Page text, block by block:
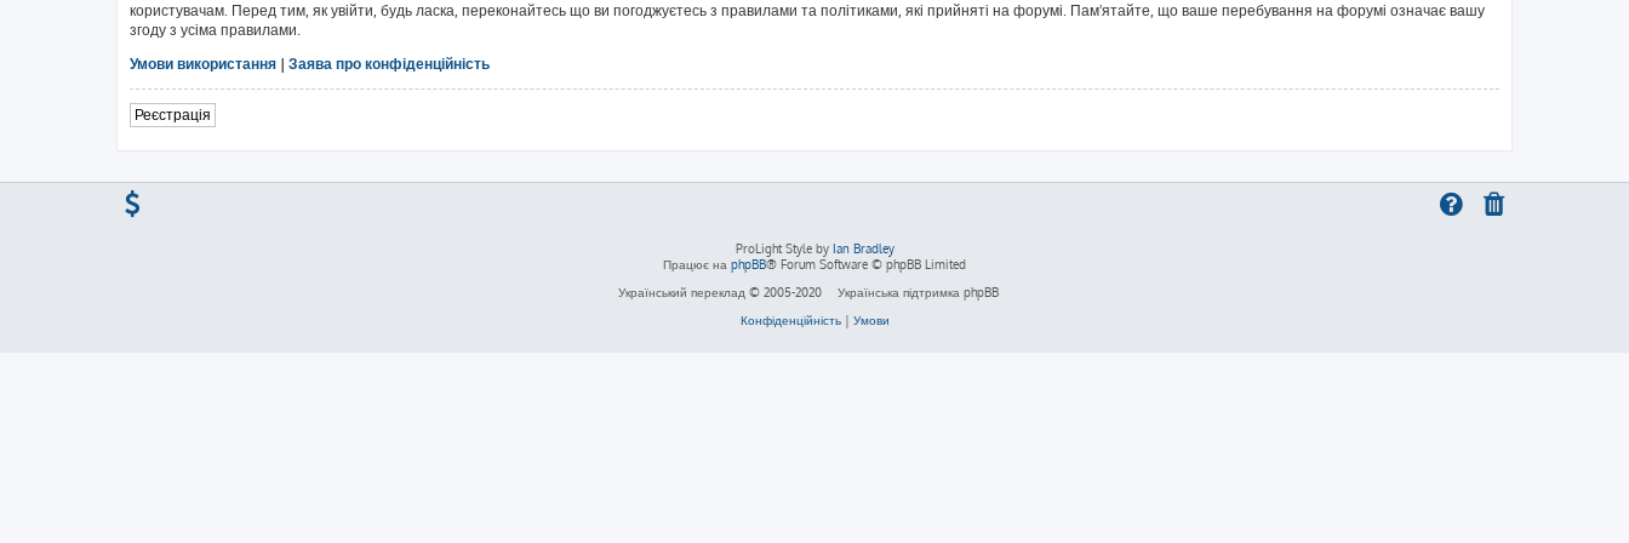
користувачам. Перед тим, як увійти, будь ласка, переконайтесь що ви погоджуєтесь з правилами та політиками, які прийняті на форумі. Пам'ятайте, що ваше перебування на форумі означає вашу
згоду з усіма правилами.
Умови використання | Заява про конфіденційність
Реєстрація
ProLight Style by Ian Bradley
Працює на phpBB® Forum Software © phpBB Limited
Український переклад © 2005-2020
Українська підтримка phpBB
Конфіденційність| Умови